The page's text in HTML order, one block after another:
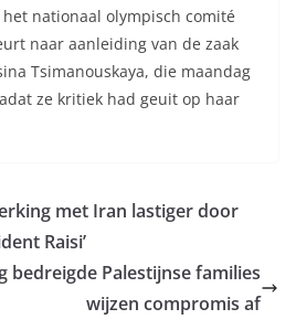
nationaal olympisch comité
naar aanleiding van de zaak
Tsimanouskaya, die maandag
ze kritiek had geuit op haar
met Iran lastiger door
Raisi’
bedreigde Palestijnse families
wijzen compromis af